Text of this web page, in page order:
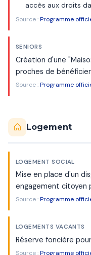
accès aux droits
Source :Programme
SENIORS
Création d'une
proches de
Source :Programme
Logement
LOGEMENT SOCIAL
Mise en place d'un
engagement citoyen
Source :Programme
LOGEMENTS VACANTS
Réserve foncière
Source :Programme